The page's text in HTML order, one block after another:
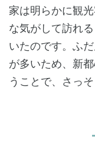
家は明らかに観
な気がして訪れ
いたのです。ふ
が多いため、新
うことで、さっ